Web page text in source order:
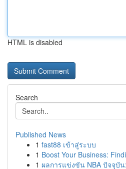
HTML is disabled
Search
Published News
1 fast88 เข้าสู่ระบบ
1 Boost Your Business:
1 ผลการแข่งขัน NBA ปัจจุบั